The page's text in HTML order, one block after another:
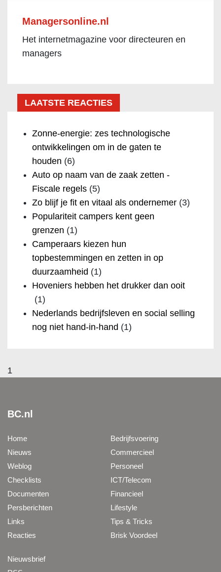
Managersonline.nl
Het internetmagazine voor directeuren en
managers
LAATSTE REACTIES
Zonne-energie: zes technologische
ontwikkelingen om in de gaten te
houden (6)
Auto op naam van de zaak zetten -
Fiscale regels (5)
Zo blijf je fit en vitaal als ondernemer (3)
Populariteit campers kent geen
grenzen (1)
Camperaars kiezen hun
topbestemmingen en zetten in op
duurzaamheid (1)
Hoveniers hebben het drukker dan ooit
(1)
Nederlands bedrijfsleven en social selling
nog niet hand-in-hand (1)
1
BC.nl
Home
Nieuws
Weblog
Checklists
Documenten
Persberichten
Links
Reacties
Bedrijfsvoering
Commercieel
Personeel
ICT/Telecom
Financieel
Lifestyle
Tips & Tricks
Brisk Voordeel
Nieuwsbrief